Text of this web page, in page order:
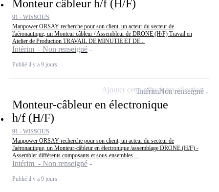
Monteur câbleur h/f (H/F)
91 - WISSOUS
Manpower ORSAY recherche pour son client, un acteur du secteur de
l'aéronautique, un Monteur câbleur / Assembleur de DRONE (H/F) Travail en
Atelier de Production TRAVAIL DE MINUTIE ET DE...
Intérim - Non renseigné
Publié il y a 9 jours
Monteur-câbleur en électronique
h/f (H/F)
91 - WISSOUS
Manpower ORSAY recherche pour son client, un acteur du secteur de
l'aéronautique, un Monteur-câbleur en électronique /assemblage DRONE (H/F) -
Assembler différents composants et sous-ensembles ...
Intérim - Non renseigné
Publié il y a 9 jours
IntérimNon renseigné
Ajouter cette offre à ma sélection